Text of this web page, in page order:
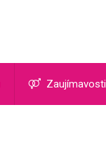
Zaujímavosti